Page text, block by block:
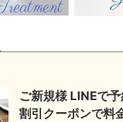
ご新規様 LINEで
割引クーポンで料